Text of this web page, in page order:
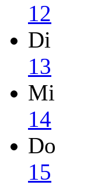
12
Di
13
Mi
14
Do
15